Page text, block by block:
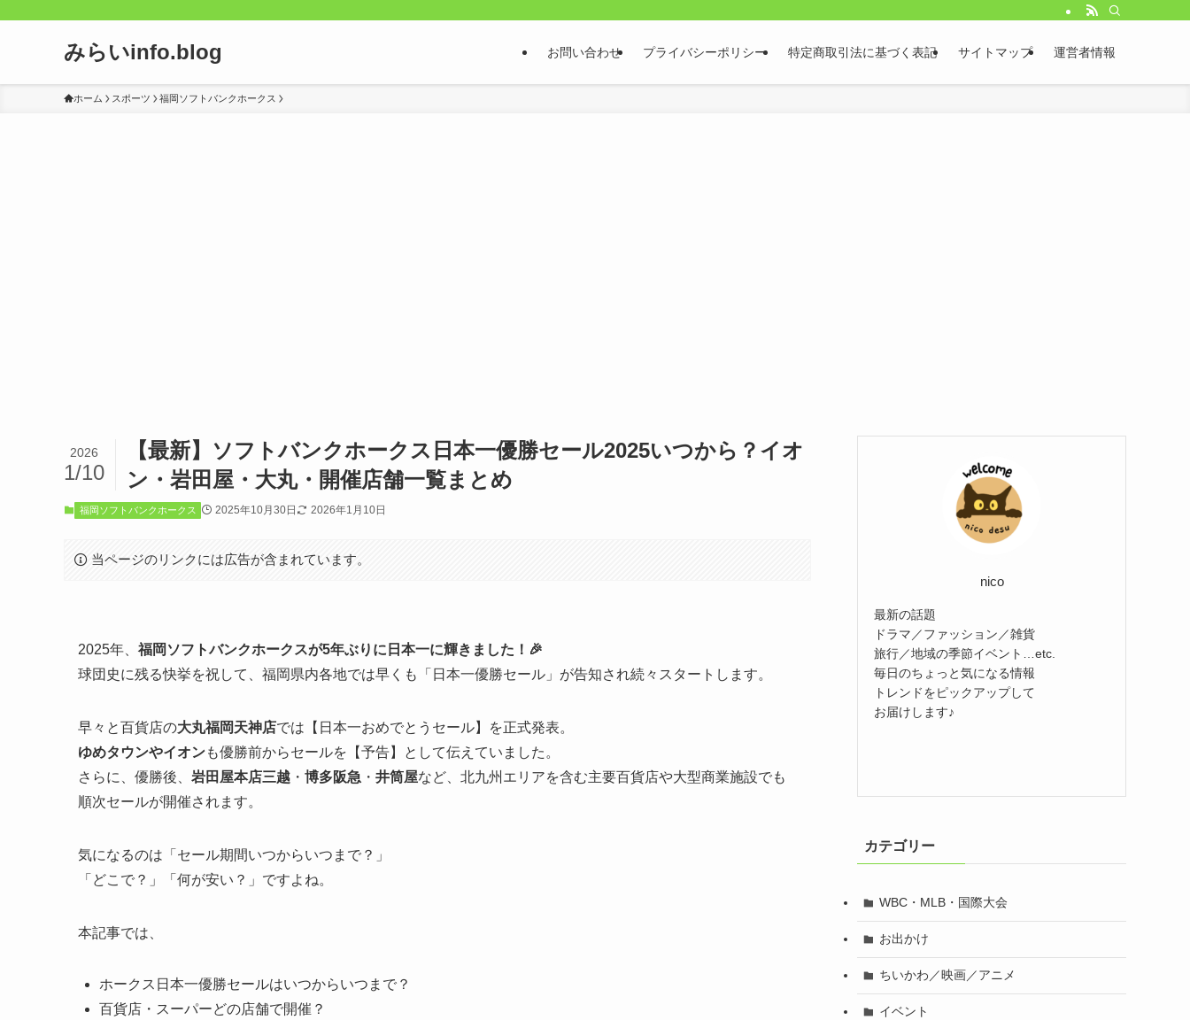
みらいinfo.blog お問い合わせ プライバシーポリシー 特定商取引法に基づく表記 サイトマップ 運営者情報
ホーム スポーツ 福岡ソフトバンクホークス
【最新】ソフトバンクホークス日本一優勝セール2025いつから？イオ
ン・岩田屋・大丸・開催店舗一覧まとめ
2026
1/10
福岡ソフトバンクホークス 2025年10月30日 2026年1月10日
当ページのリンクには広告が含まれています。
2025年、 福岡ソフトバンクホークスが5年ぶりに日本一に輝きました！🎉
球団史に残る快挙を祝して、福岡県内各地では早くも「日本一優勝セール」が告知され続々スタートします。
早々と百貨店の大丸福岡天神店では【日本一おめでとうセール】を正式発表。
ゆめタウンやイオンも優勝前からセールを【予告】として伝えていました。
さらに、優勝後、 岩田屋本店三越 ・ 博多阪急 ・ 井筒屋など、北九州エリアを含む主要百貨店や大型商業施設でも
順次セールが開催されます。
気になるのは「セール期間いつからいつまで？」
「どこで？」「何が安い？」ですよね。
本記事では、
ホークス日本一優勝セールはいつからいつまで？
百貨店・スーパーどの店舗で開催？
nico
最新の話題
ドラマ／ファッション／雑貨
旅行／地域の季節イベント…etc.
毎日のちょっと気になる情報
トレンドをピックアップして
お届けします♪
カテゴリー
WBC・MLB・国際大会
お出かけ
ちいかわ／映画／アニメ
イベント